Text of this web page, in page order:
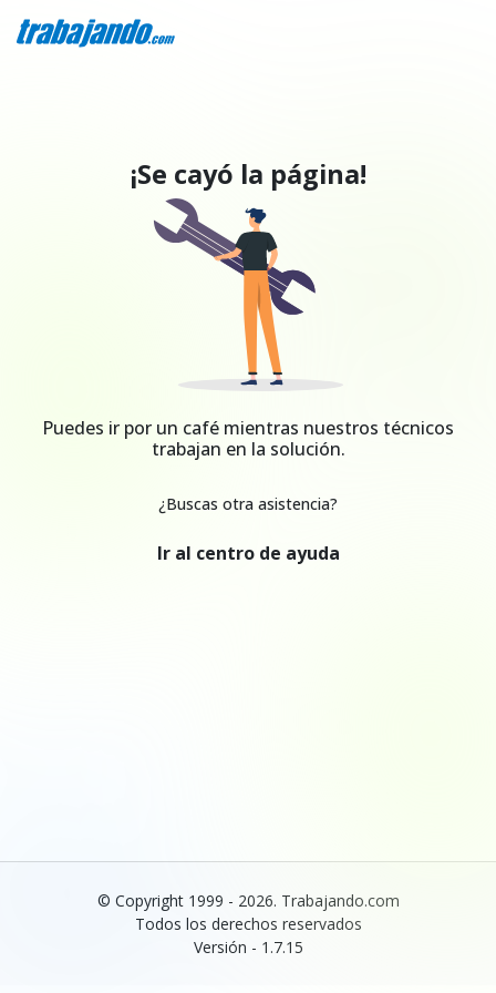
¡Se cayó la página!
Puedes ir por un café mientras nuestros técnicos
trabajan en la solución.
¿Buscas otra asistencia?
Ir al centro de ayuda
© Copyright 1999 - 2026. Trabajando.com
Todos los derechos reservados
Versión - 1.7.15